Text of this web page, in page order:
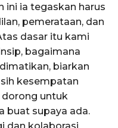
ini ia tegaskan harus
pemerataan, dan
dasar itu kami
bagaimana
biarkan
kesempatan
dorong untuk
buat supaya ada.